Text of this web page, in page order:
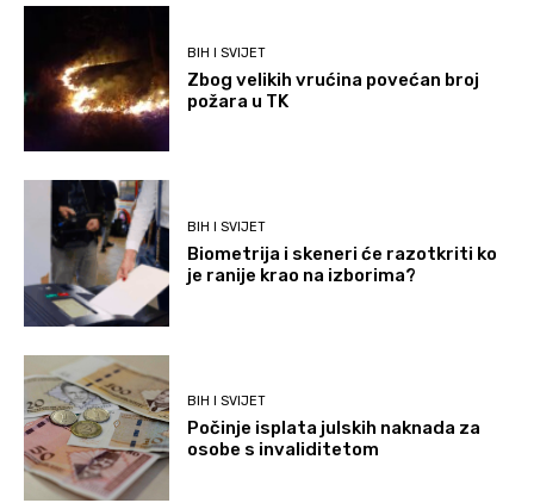
BIH I SVIJET
Zbog velikih vrućina povećan broj
požara u TK
BIH I SVIJET
Biometrija i skeneri će razotkriti ko
je ranije krao na izborima?
BIH I SVIJET
Počinje isplata julskih naknada za
osobe s invaliditetom